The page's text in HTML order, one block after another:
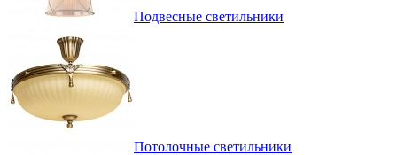
Подвесные светильники
Потолочные светильники